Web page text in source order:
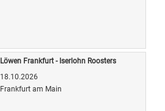
Löwen Frankfurt - Iserlohn Roosters
18.10.2026
Frankfurt am Main